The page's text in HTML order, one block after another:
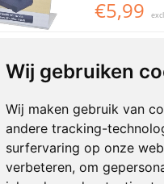
Wij gebruiken
Wij maken gebruik van
andere tracking-
surfervaring op onze
verbeteren, om
€5,99
Shophouse online